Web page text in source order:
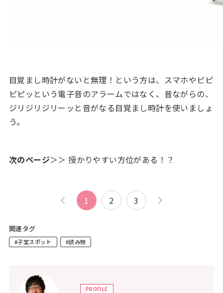
目覚まし時計がないと無理！という方は、スマホやピピ
ピピッという電子音のアラームではなく、昔ながらの、
ジリジリジリーッと音がなる目覚まし時計を使いましょ
う。
次のページ＞＞ 授かりやすい方位がある！？
1 2 3
関連タグ
#子宝スポット #読み物
PROFILE